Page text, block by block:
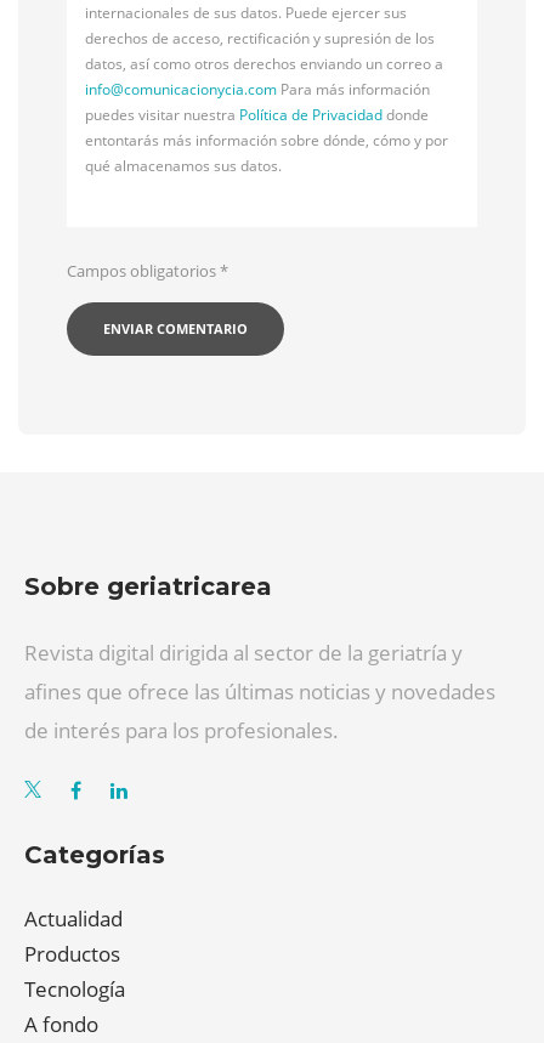
internacionales de sus datos. Puede ejercer sus
derechos de acceso, rectificación y supresión de los
datos, así como otros derechos enviando un correo a
info@comunicacionycia.com Para más información
puedes visitar nuestra Política de Privacidaddonde
entontarás más información sobre dónde, cómo y por
qué almacenamos sus datos.
Campos obligatorios*
Sobre geriatricarea
Revista digital dirigida al sector de la geriatría y
afines que ofrece las últimas noticias y novedades
de interés para los profesionales.
Categorías
Actualidad
Productos
Tecnología
A fondo